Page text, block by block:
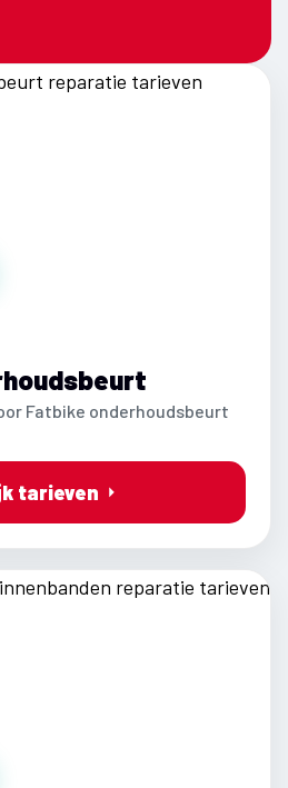
Fatbike onderhoudsbeurt
tarieven